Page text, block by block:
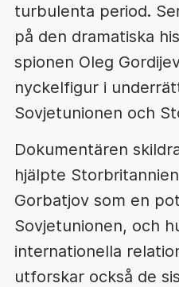
turbulenta period.
på den dramatiska
spionen Oleg
nyckelfigur i
Sovjetunionen och
Dokumentären
hjälpte
Gorbatjov som en
Sovjetunionen, och
internationella
utforskar också de